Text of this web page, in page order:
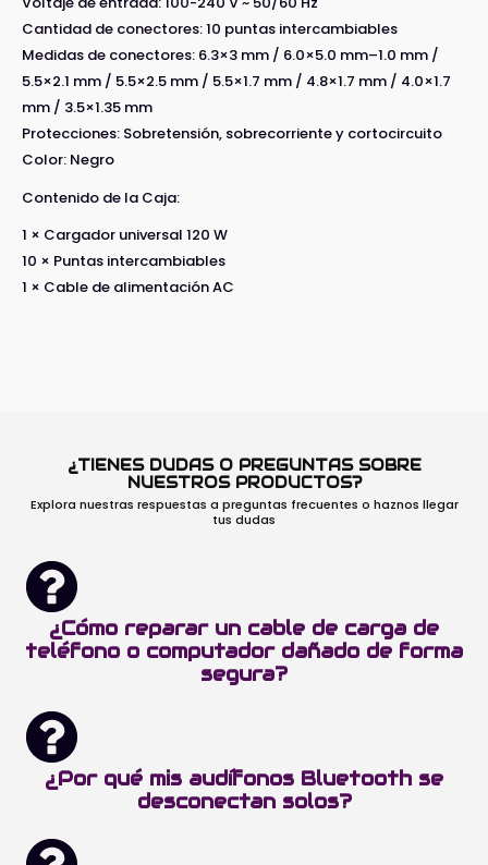
Cantidad de conectores: 10 puntas intercambiables
Medidas de conectores: 6.3×3 mm / 6.0×5.0 mm–1.0 mm /
5.5×2.1 mm / 5.5×2.5 mm / 5.5×1.7 mm / 4.8×1.7 mm / 4.0×1.7
mm / 3.5×1.35 mm
Protecciones: Sobretensión, sobrecorriente y cortocircuito
Color: Negro
Contenido de la Caja:
1 × Cargador universal 120 W
10 × Puntas intercambiables
1 × Cable de alimentación AC
¿TIENES DUDAS O PREGUNTAS SOBRE
NUESTROS PRODUCTOS?
Explora nuestras respuestas a preguntas frecuentes o haznos llegar
tus dudas
¿Cómo reparar un cable de carga de
teléfono o computador dañado de forma
segura?
¿Por qué mis audífonos Bluetooth se
desconectan solos?